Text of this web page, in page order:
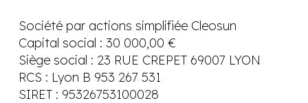
Société par actions simplifiée Cleosun
Capital social : 30 000,00 €
Siège social : 23 RUE CREPET 69007 LYON
RCS : Lyon B 953 267 531
SIRET : 95326753100028